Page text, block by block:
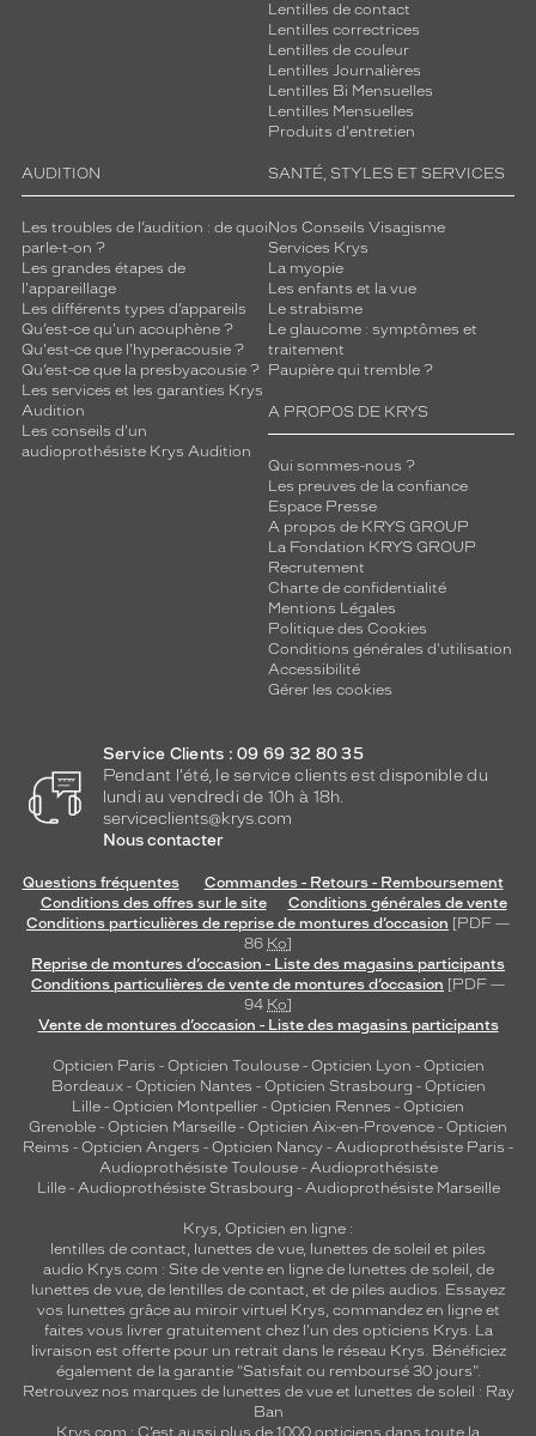
Lentilles de contact
Lentilles correctrices
Lentilles de couleur
Lentilles Journalières
Lentilles Bi Mensuelles
Lentilles Mensuelles
Produits d'entretien
AUDITION
Les troubles de l’audition : de quoi
parle-t-on ?
Les grandes étapes de
l'appareillage
Les différents types d’appareils
Qu’est-ce qu'un acouphène ?
Qu'est-ce que l'hyperacousie ?
Qu’est-ce que la presbyacousie ?
Les services et les garanties Krys
Audition
Les conseils d'un
audioprothésiste Krys Audition
SANTÉ, STYLES ET SERVICES
Nos Conseils Visagisme
Services Krys
La myopie
Les enfants et la vue
Le strabisme
Le glaucome : symptômes et
traitement
Paupière qui tremble ?
A PROPOS DE KRYS
Qui sommes-nous ?
Les preuves de la confiance
Espace Presse
A propos de KRYS GROUP
La Fondation KRYS GROUP
Recrutement
Charte de confidentialité
Mentions Légales
Politique des Cookies
Conditions générales d'utilisation
Accessibilité
Gérer les cookies
Service Clients : 09 69 32 80 35
Pendant l'été, le service clients est disponible du
lundi au vendredi de 10h à 18h.
serviceclients@krys.com
Nous contacter
Questions fréquentes
Commandes - Retours - Remboursement
Conditions des offres sur le site
Conditions générales de vente
Conditions particulières de reprise de montures d’occasion [PDF —
86 Ko]
Reprise de montures d’occasion - Liste des magasins participants
Conditions particulières de vente de montures d’occasion [PDF —
94 Ko]
Vente de montures d’occasion - Liste des magasins participants
Opticien Paris - Opticien Toulouse- Opticien Lyon - Opticien
Bordeaux- Opticien Nantes - Opticien Strasbourg - Opticien
Lille - Opticien Montpellier - Opticien Rennes - Opticien
Grenoble - Opticien Marseille - Opticien Aix-en-Provence - Opticien
Reims - Opticien Angers - Opticien Nancy - Audioprothésiste Paris -
Audioprothésiste Toulouse- Audioprothésiste
Lille- Audioprothésiste Strasbourg - Audioprothésiste Marseille
Krys, Opticien en ligne :
lentilles de contact, lunettes de vue, lunettes de soleil et piles
audio Krys.com : Site de vente en ligne de lunettes de soleil, de
lunettes de vue, de lentilles de contact, et de piles audios. Essayez
vos lunettes grâce au miroir virtuel Krys, commandez en ligne et
faites vous livrer gratuitement chez l'un des opticiens Krys. La
livraison est offerte pour un retrait dans le réseau Krys. Bénéficiez
également de la garantie "Satisfait ou remboursé 30 jours".
Retrouvez nos marques de lunettes de vue et lunettes de soleil : Ray
Ban
Krys.com : C’est aussi plus de 1000 opticiens dans toute la